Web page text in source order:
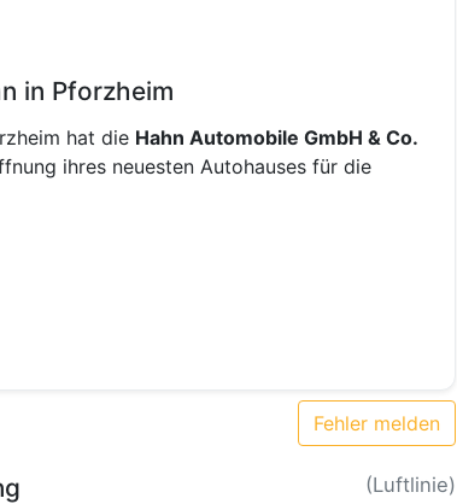
in Pforzheim
hat die Hahn Automobile GmbH & Co.
ihres neuesten Autohauses für die
Fehler melden
(Luftlinie)